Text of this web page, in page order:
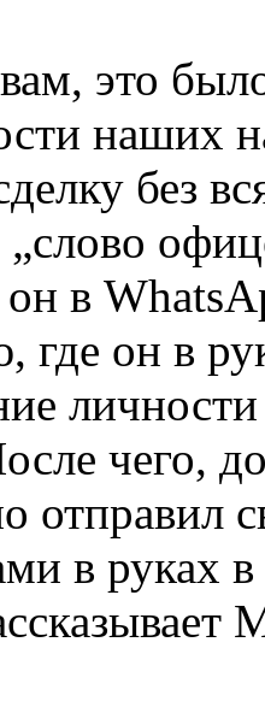
это
наших
без
„слово
он в
где он в
чего,
отправил
в руках